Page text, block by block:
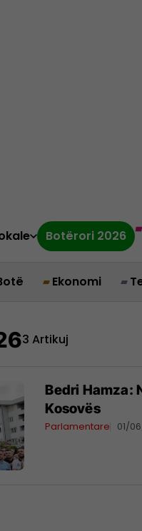
Botërori 2026
Ekonomi
3 Artikuj
Bedri Hamza:
Kosovës
Parlamentare 01/